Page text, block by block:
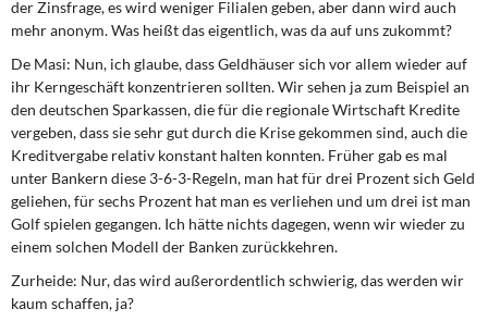
der Zinsfrage, es wird weniger Filialen geben, aber dann wird auch
mehr anonym. Was heißt das eigentlich, was da auf uns zukommt?
De Masi: Nun, ich glaube, dass Geldhäuser sich vor allem wieder auf
ihr Kerngeschäft konzentrieren sollten. Wir sehen ja zum Beispiel an
den deutschen Sparkassen, die für die regionale Wirtschaft Kredite
vergeben, dass sie sehr gut durch die Krise gekommen sind, auch die
Kreditvergabe relativ konstant halten konnten. Früher gab es mal
unter Bankern diese 3-6-3-Regeln, man hat für drei Prozent sich Geld
geliehen, für sechs Prozent hat man es verliehen und um drei ist man
Golf spielen gegangen. Ich hätte nichts dagegen, wenn wir wieder zu
einem solchen Modell der Banken zurückkehren.
Zurheide: Nur, das wird außerordentlich schwierig, das werden wir
kaum schaffen, ja?